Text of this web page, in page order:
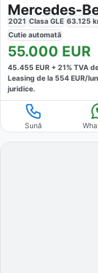
Mercedes-
2021 Clasa GLE 63.125
Cutie automată
55.000 EUR
45.455 EUR + 21% TVA
Leasing de la 554 EUR/
juridice.
Sună